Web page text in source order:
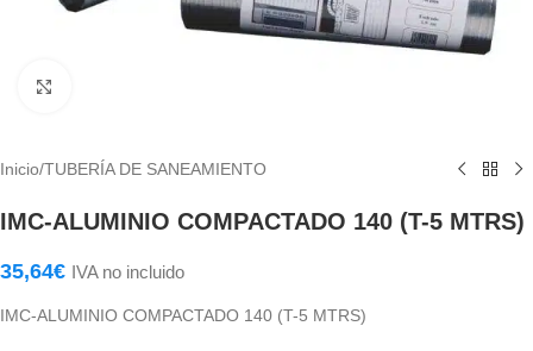
Inicio/TUBERÍA DE SANEAMIENTO
IMC-ALUMINIO COMPACTADO 140 (T-5 MTRS)
35,64€ IVA no incluido
IMC-ALUMINIO COMPACTADO 140 (T-5 MTRS)